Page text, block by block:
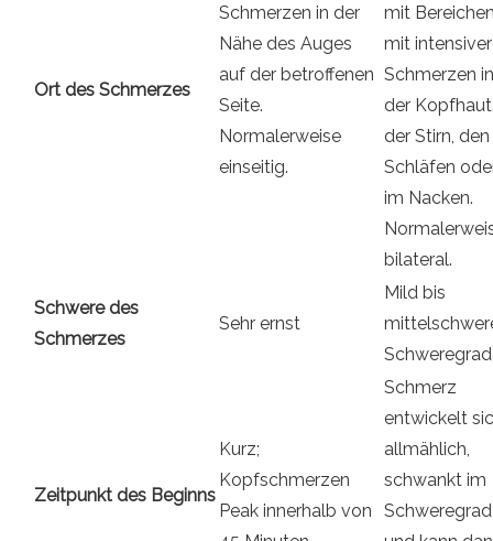
Ort des Schmerzes
Schmerzen in der
Nähe des Auges
auf der betroffenen
Seite.
Normalerweise
einseitig.
mit
mit
Schmerzen in
der
der Stirn, den
Schläfen
im Nacken.
bilateral.
Schwere des
Schmerzes
Sehr ernst
Mild bis
Schweregrad
Zeitpunkt des Beginns
Kurz;
Kopfschmerzen
Peak innerhalb von
Schmerz
entwickelt
allmählich,
schwankt im
Schweregrad